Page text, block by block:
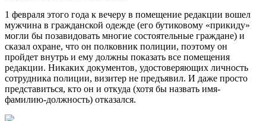
1 февраля этого года к вечеру в помещение редакции вошел
мужчина в гражданской одежде (его бутиковому «прикиду»
могли бы позавидовать многие состоятельные граждане) и
сказал охране, что он полковник полиции, поэтому он
пройдет внутрь и ему должны показать все помещения
редакции. Никаких документов, удостоверяющих личность
сотрудника полиции, визитер не предъявил. И даже просто
представиться, кто он и откуда (хотя бы назвать имя-
фамилию-должность) отказался.